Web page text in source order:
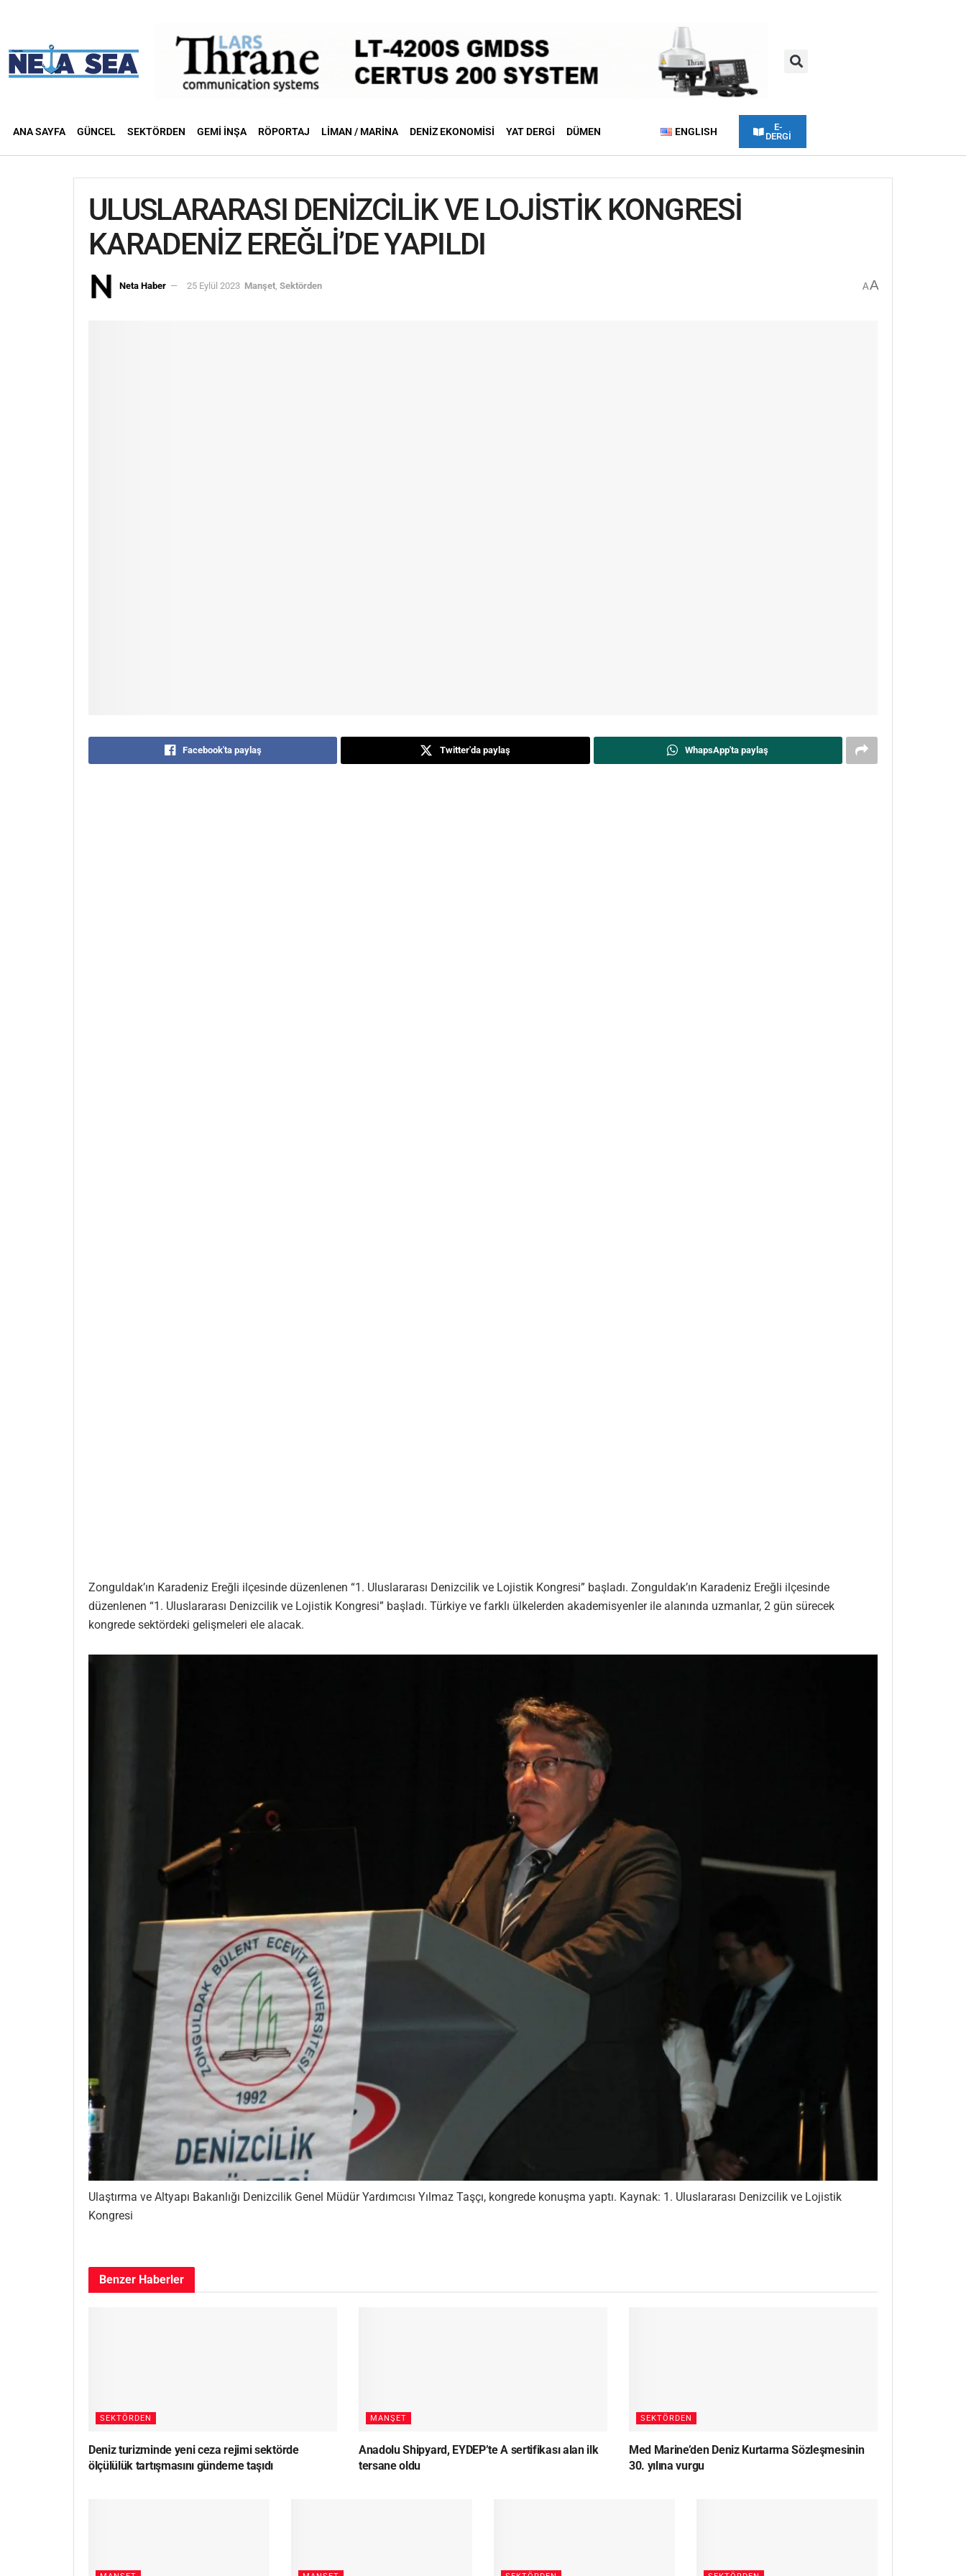
ANA SAYFA GÜNCEL SEKTÖRDEN GEMI İNŞA RÖPORTAJ LIMAN / MARINA DENIZ EKONOMISI YAT DERGI DÜMEN ENGLISH
E-
DERGİ
ULUSLARARASI DENİZCİLİK VE LOJİSTİK KONGRESİ
KARADENİZ EREĞLİ’DE YAPILDI
Neta Haber 25 Eylül 2023 Manşet Sektörden AA
Facebook'ta paylaş Twitter'da paylaş WhapsApp'ta paylaş
Zonguldak’ın Karadeniz Ereğli ilçesinde düzenlenen “1. Uluslararası Denizcilik ve Lojistik Kongresi” başladı. Zonguldak’ın Karadeniz Ereğli ilçesinde
düzenlenen “1. Uluslararası Denizcilik ve Lojistik Kongresi” başladı. Türkiye ve farklı ülkelerden akademisyenler ile alanında uzmanlar, 2 gün sürecek
kongrede sektördeki gelişmeleri ele alacak.
Ulaştırma ve Altyapı Bakanlığı Denizcilik Genel Müdür Yardımcısı Yılmaz Taşçı, kongrede konuşma yaptı. Kaynak: 1. Uluslararası Denizcilik ve Lojistik
Kongresi
Benzer Haberler
SEKTÖRDEN
Deniz turizminde yeni ceza rejimi sektörde
ölçülülük tartışmasını gündeme taşıdı
MANŞET
Anadolu Shipyard, EYDEP’te A sertifikası alan ilk
tersane oldu
SEKTÖRDEN
Med Marine’den Deniz Kurtarma Sözleşmesinin
30. yılına vurgu